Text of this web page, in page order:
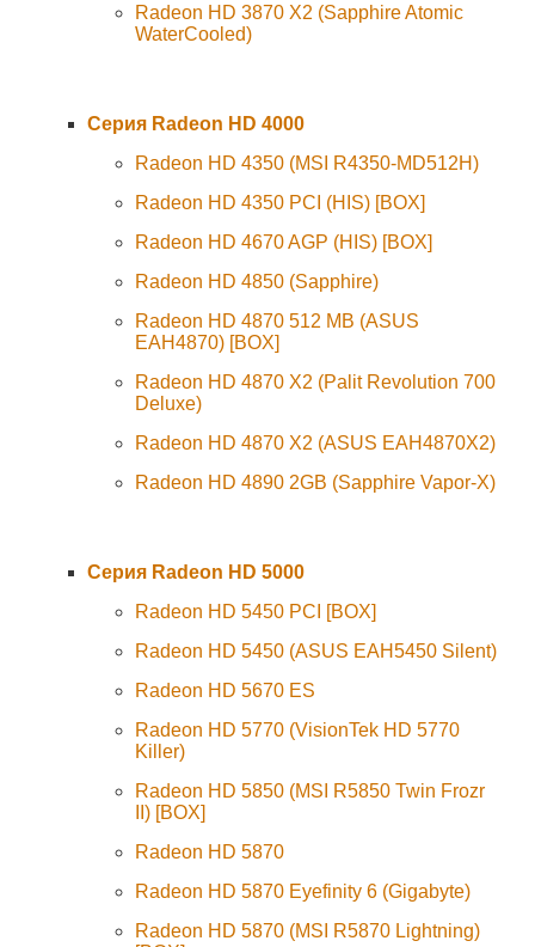
Radeon HD 3870 X2 (Sapphire Atomic
WaterCooled)
Серия Radeon HD 4000
Radeon HD 4350 (MSI R4350-MD512H)
Radeon HD 4350 PCI (HIS) [BOX]
Radeon HD 4670 AGP (HIS) [BOX]
Radeon HD 4850 (Sapphire)
Radeon HD 4870 512 MB (ASUS
EAH4870) [BOX]
Radeon HD 4870 X2 (Palit Revolution 700
Deluxe)
Radeon HD 4870 X2 (ASUS EAH4870X2)
Radeon HD 4890 2GB (Sapphire Vapor-X)
Серия Radeon HD 5000
Radeon HD 5450 PCI [BOX]
Radeon HD 5450 (ASUS EAH5450 Silent)
Radeon HD 5670 ES
Radeon HD 5770 (VisionTek HD 5770
Killer)
Radeon HD 5850 (MSI R5850 Twin Frozr
II) [BOX]
Radeon HD 5870
Radeon HD 5870 Eyefinity 6 (Gigabyte)
Radeon HD 5870 (MSI R5870 Lightning)